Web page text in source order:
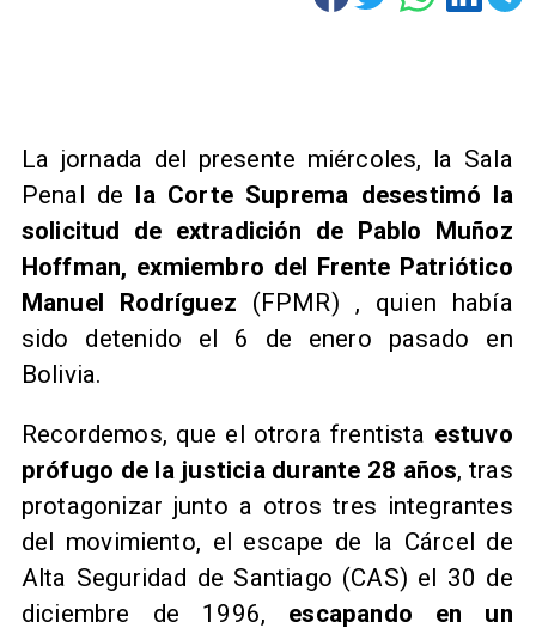
La jornada del presente miércoles, la Sala
Penal de la Corte Suprema desestimó la
solicitud de extradición de Pablo Muñoz
Hoffman, exmiembro del Frente Patriótico
Manuel Rodríguez (FPMR) , quien había
sido detenido el 6 de enero pasado en
Bolivia.
Recordemos, que el otrora frentista estuvo
prófugo de la justicia durante 28 años, tras
protagonizar junto a otros tres integrantes
del movimiento, el escape de la Cárcel de
Alta Seguridad de Santiago (CAS) el 30 de
diciembre de 1996, escapando en un